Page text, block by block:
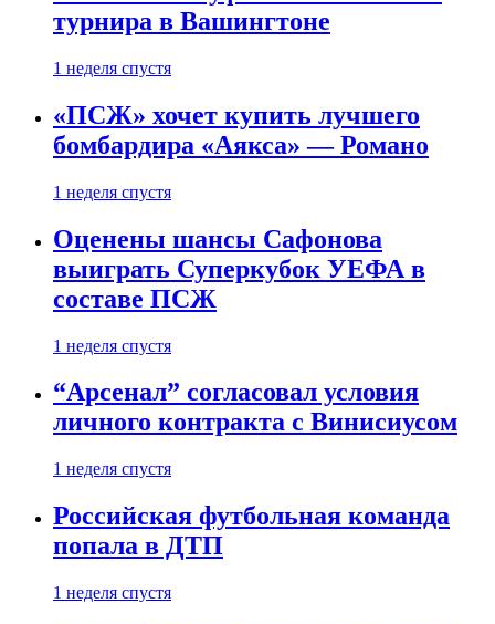
турнира в Вашингтоне
1 неделя спустя
«ПСЖ» хочет купить лучшего
бомбардира «Аякса» — Романо
1 неделя спустя
Оценены шансы Сафонова
выиграть Суперкубок УЕФА в
составе ПСЖ
1 неделя спустя
“Арсенал” согласовал условия
личного контракта с Винисиусом
1 неделя спустя
Российская футбольная команда
попала в ДТП
1 неделя спустя